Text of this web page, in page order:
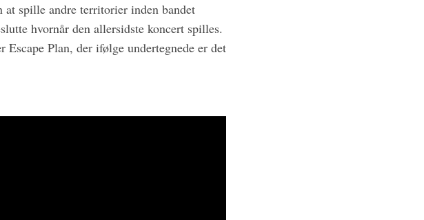
spille andre territorier inden bandet
hvornår den allersidste koncert spilles.
Plan, der ifølge undertegnede er det